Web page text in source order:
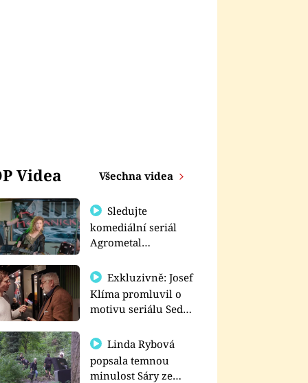
Videa Všechna videa
Sledujte
komediální seriál
Agrometal
prima+
Exkluzivně: Josef
Klíma promluvil o
motivu seriálu Sedm
Linda Rybová
popsala temnou
minulost Sáry ze